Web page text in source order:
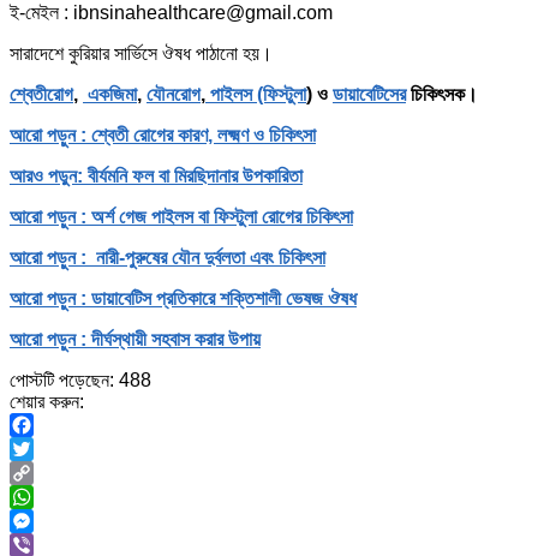
ই-মেইল : ibnsinahealthcare@gmail.com
সারাদেশে কুরিয়ার সার্ভিসে ঔষধ পাঠানো হয়।
শ্বেতীরোগ, একজিমা, যৌনরোগ, পাইলস (ফিস্টুলা) ও ডায়াবেটিসেরচিকিৎসক।
আরো পড়ুন : শ্বেতী রোগের কারণ, লক্ষ্মণ ও চিকিৎসা
আরও পড়ুন: বীর্যমনি ফল বা মিরছিদানার উপকারিতা
আরো পড়ুন : অর্শ গেজ পাইলস বা ফিস্টুলা রোগের চিকিৎসা
আরো পড়ুন : নারী-পুরুষের যৌন দুর্বলতা এবং চিকিৎসা
আরো পড়ুন : ডায়াবেটিস প্রতিকারে শক্তিশালী ভেষজ ঔষধ
আরো পড়ুন : দীর্ঘস্থায়ী সহবাস করার উপায়
পোস্টটি পড়েছেন: 488
শেয়ার করুন:
Facebook
Twitter
Copy
Link
WhatsApp
Messenger